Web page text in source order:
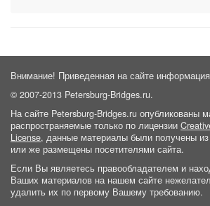
Внимание! Приведенная на сайте
© 2007-2013 Petersburg-Bridges.ru.
На сайте Petersburg-Bridges.ru опубликованы
распространяемые только по лицензии
License, данные материалы были получены из
или же размещены посетителями сайта.
Если Вы являетесь правообладателем и
Ваших материалов на нашем сайте
удалить их по первому Вашему требованию.